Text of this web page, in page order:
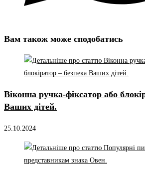
Вам також може сподобатись
Віконна ручка-фіксатор або
Ваших дітей.
25.10.2024